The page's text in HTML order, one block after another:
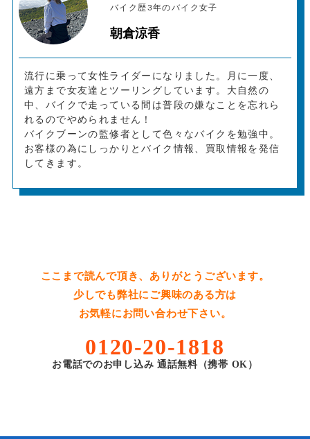
朝倉涼香
バイク歴3年のバイク女子
流行に乗って女性ライダーになりました。月に一度、
遠方まで女友達とツーリングしています。大自然の
中、バイクで走っている間は普段の嫌なことを忘れら
れるのでやめられません！
バイクブーンの監修者として色々なバイクを勉強中。
お客様の為にしっかりとバイク情報、買取情報を発信
してきます。
ここまで読んで頂き、ありがとうございます。
少しでも弊社にご興味のある方は
お気軽にお問い合わせ下さい。
0120-20-1818
お電話でのお申し込み 通話無料（携帯 OK）